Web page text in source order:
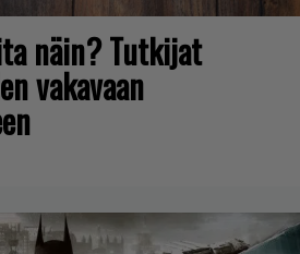
näin? Tutkijat
vakavaan